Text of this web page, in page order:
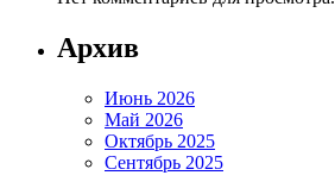
Архив
Июнь 2026
Май 2026
Октябрь 2025
Сентябрь 2025